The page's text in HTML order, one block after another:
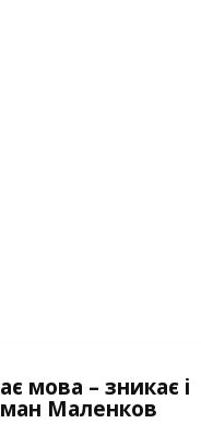
мова – зникає і
Маленков